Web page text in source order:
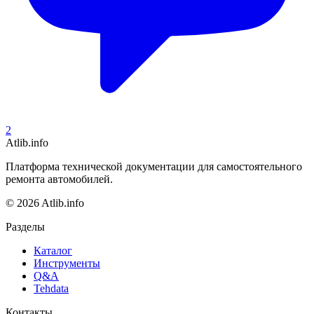
2
Atlib.info
Платформа технической документации для самостоятельного
ремонта автомобилей.
© 2026 Atlib.info
Разделы
Каталог
Инструменты
Q&A
Tehdata